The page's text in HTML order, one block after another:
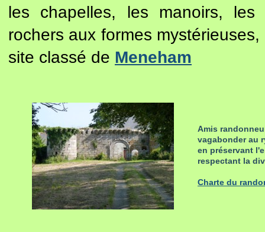
les chapelles, les manoirs, les
rochers aux formes
site classé de Meneham
Amis
vagabonder au
en préservant
respectant la
Charte du